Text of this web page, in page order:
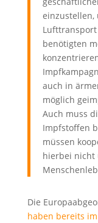
einzustellen,
benötigten
auch in
möglich
Auch muss
Impfstoffen
müssen
hierbei nicht
Die
haben bereits